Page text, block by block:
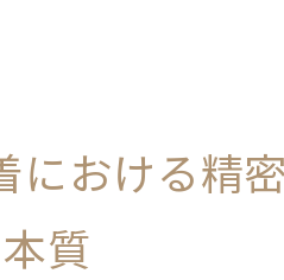
における精
質